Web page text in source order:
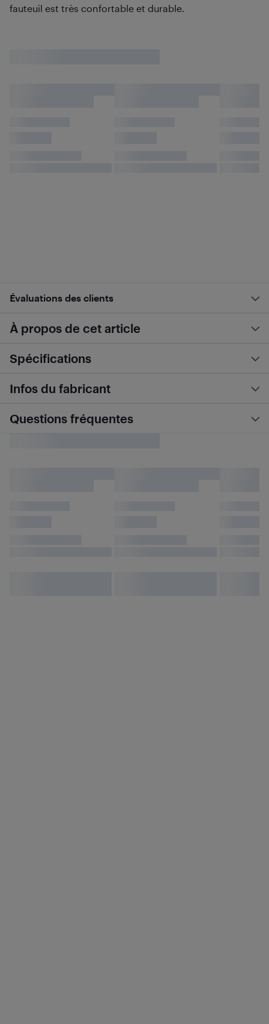
fauteuil est très confortable et durable.
Évaluations des clients
À propos de cet article
Spécifications
Infos du fabricant
Questions fréquentes